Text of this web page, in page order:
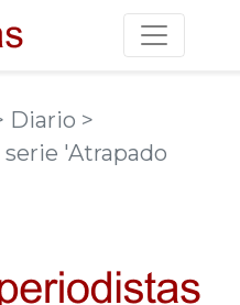
Toggle
Diario >
'Atrapado